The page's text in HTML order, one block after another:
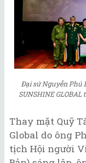
Đại sứ Nguyễn Phú
SUNSHINE
Thay mặt Quỹ
Global do ông
tịch Hội người